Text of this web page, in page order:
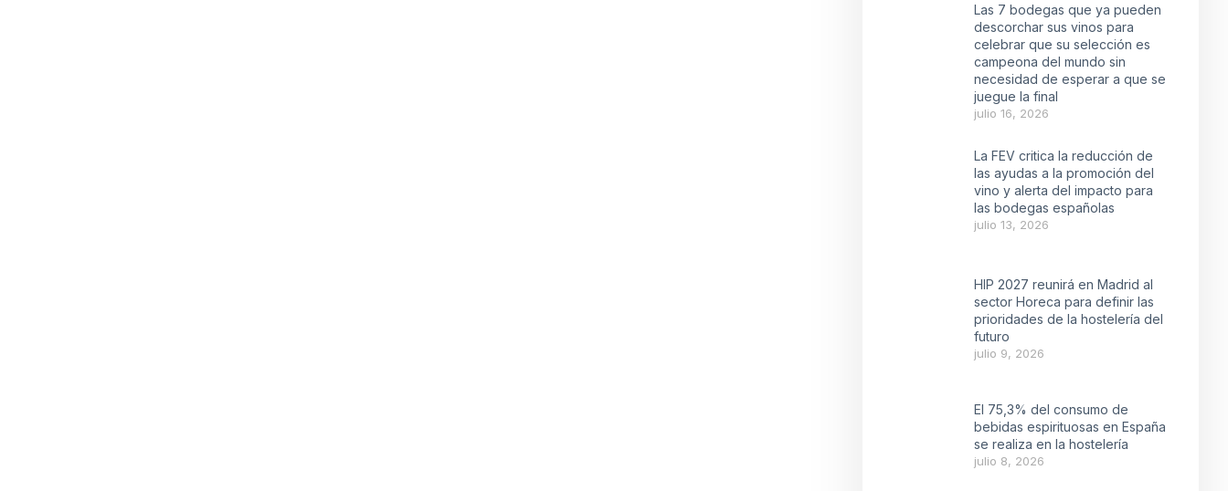
Las 7 bodegas que ya pueden
descorchar sus vinos para
celebrar que su selección es
campeona del mundo sin
necesidad de esperar a que se
juegue la final
julio 16, 2026
La FEV critica la reducción de
las ayudas a la promoción del
vino y alerta del impacto para
las bodegas españolas
julio 13, 2026
HIP 2027 reunirá en Madrid al
sector Horeca para definir las
prioridades de la hostelería del
futuro
julio 9, 2026
El 75,3% del consumo de
bebidas espirituosas en España
se realiza en la hostelería
julio 8, 2026